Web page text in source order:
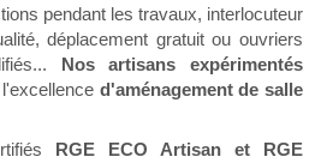
pendant les travaux, interlocuteur
déplacement gratuit ou ouvriers
Nos artisans expérimentés
d'aménagement de salle
RGE ECO Artisan et RGE